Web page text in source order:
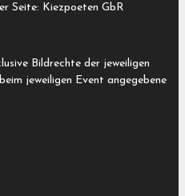
Seite: Kiezpoeten GbR
Bildrechte der jeweiligen
jeweiligen Event angegebene